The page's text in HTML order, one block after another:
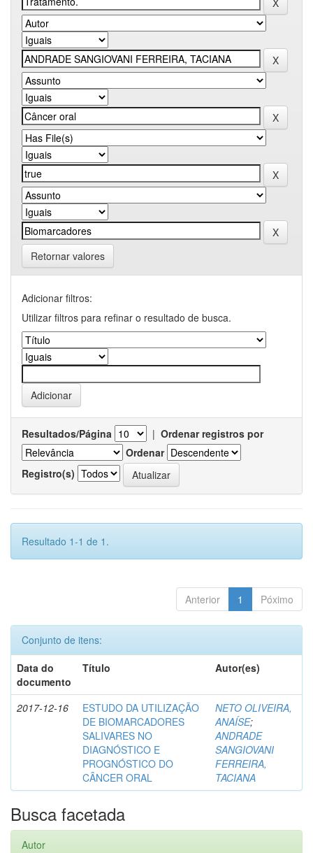
Retornar valores
Adicionar filtros:
Utilizar filtros para refinar o resultado de busca.
Resultados/Página | Ordenar registros por
Ordenar
Registro(s)
Resultado 1-1 de 1.
Anterior 1 Póximo
Conjunto de itens:
Data do
documento
Título Autor(es)
2017-12-16
ESTUDO DA UTILIZAÇÃO
DE BIOMARCADORES
SALIVARES NO
DIAGNÓSTICO E
PROGNÓSTICO DO
CÂNCER ORAL
NETO OLIVEIRA,
ANAÍSE;
ANDRADE
SANGIOVANI
FERREIRA,
TACIANA
Busca facetada
Autor